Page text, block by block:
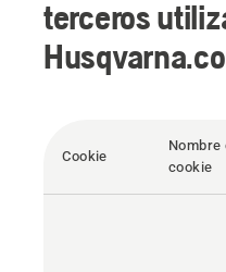
terceros
Cookie
Nombre
cookie